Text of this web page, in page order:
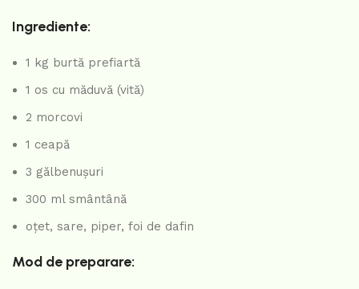
Ingrediente:
1 kg burtă prefiartă
1 os cu măduvă (vită)
2 morcovi
1 ceapă
3 gălbenușuri
300 ml smântână
oțet, sare, piper, foi de dafin
Mod de preparare: